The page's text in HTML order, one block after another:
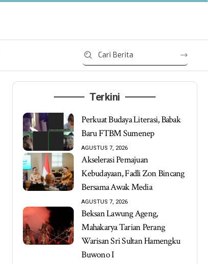
Terkini
Perkuat Budaya Literasi, Babak
Baru FTBM Sumenep
AGUSTUS 7, 2026
Akselerasi Pemajuan
Kebudayaan, Fadli Zon Bincang
Bersama Awak Media
AGUSTUS 7, 2026
Beksan Lawung Ageng,
Mahakarya Tarian Perang
Warisan Sri Sultan Hamengku
Buwono I